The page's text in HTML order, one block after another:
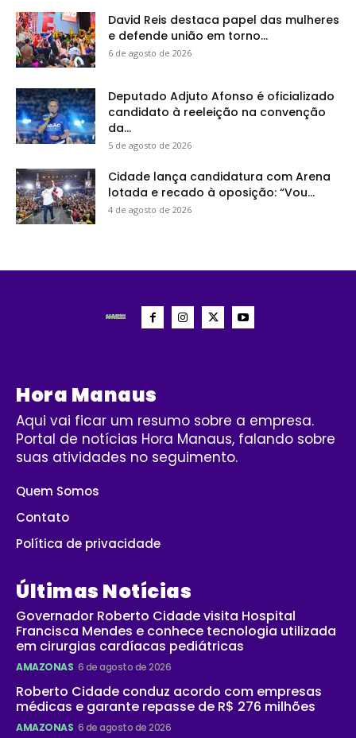
David Reis destaca papel das mulheres
e defende união em torno...
6 de agosto de 2026
Deputado Adjuto Afonso é oficializado
candidato à reeleição na convenção
da...
5 de agosto de 2026
Cidade lança candidatura com Arena
lotada e recado à oposição: “Vou...
4 de agosto de 2026
Hora Manaus
Aqui vai ficar um resumo sobre a empresa.
Portal de notícias Hora Manaus, falando sobre
suas atividades no seguimento.
Quem Somos
Contato
Política de privacidade
Últimas Notícias
Governador Roberto Cidade visita Hospital
Francisca Mendes e conhece tecnologia utilizada
em cirurgias cardíacas pediátricas
AMAZONAS 6 de agosto de 2026
Roberto Cidade conduz acordo com empresas
médicas e garante repasse de R$ 276 milhões
AMAZONAS 6 de agosto de 2026